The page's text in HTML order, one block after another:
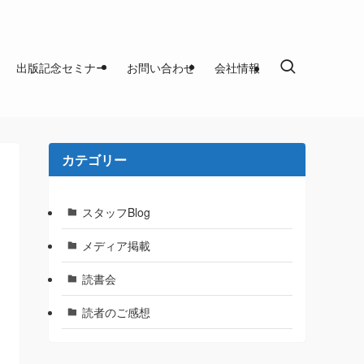
出版記念セミナー お問い合わせ 会社情報
カテゴリー
スタッフBlog
メディア掲載
読書会
読者のご感想